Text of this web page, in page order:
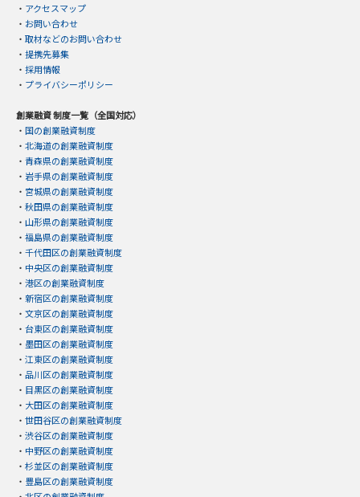
・ アクセスマップ
・ お問い合わせ
・ 取材などのお問い合わせ
・ 提携先募集
・ 採用情報
・ プライバシーポリシー
創業融資 制度一覧（全国対応）
・ 国の創業融資制度
・ 北海道の創業融資制度
・ 青森県の創業融資制度
・ 岩手県の創業融資制度
・ 宮城県の創業融資制度
・ 秋田県の創業融資制度
・ 山形県の創業融資制度
・ 福島県の創業融資制度
・ 千代田区の創業融資制度
・ 中央区の創業融資制度
・ 港区の創業融資制度
・ 新宿区の創業融資制度
・ 文京区の創業融資制度
・ 台東区の創業融資制度
・ 墨田区の創業融資制度
・ 江東区の創業融資制度
・ 品川区の創業融資制度
・ 目黒区の創業融資制度
・ 大田区の創業融資制度
・ 世田谷区の創業融資制度
・ 渋谷区の創業融資制度
・ 中野区の創業融資制度
・ 杉並区の創業融資制度
・ 豊島区の創業融資制度